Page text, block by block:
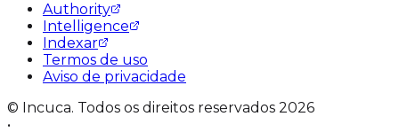
Authority
Intelligence
Indexar
Termos de uso
Aviso de privacidade
© Incuca. Todos os direitos reservados 2026
•